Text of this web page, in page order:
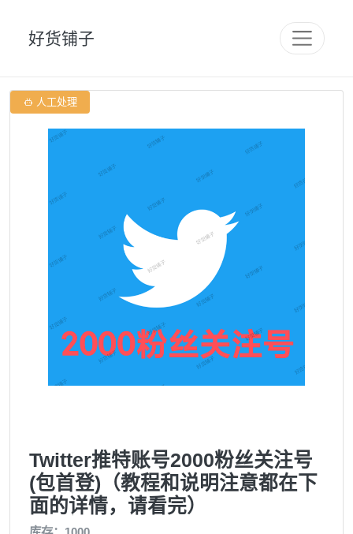
好货铺子
 人工处理
Twitter推特账号2000粉丝关注号
(包首登)（教程和说明注意都在下
面的详情，请看完）